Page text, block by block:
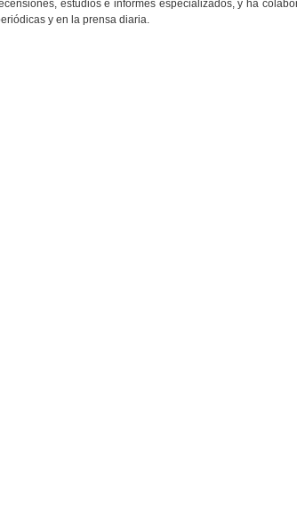
estudios e informes especializados, y ha
y en la prensa diaria.